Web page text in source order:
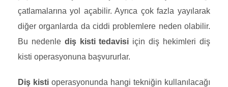
çatlamalarına yol açabilir. Ayrıca çok fazla yayılarak
diğer organlarda da ciddi problemlere neden olabilir.
Bu nedenle diş kisti tedavisi için diş hekimleri diş
kisti operasyonuna başvururlar.
Diş kisti operasyonunda hangi tekniğin kullanılacağı